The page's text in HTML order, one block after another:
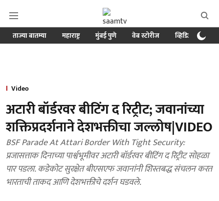
ताज्या बातम्या महाराष्ट्र मुंबई पुणे वेब स्टोरीज व्हिडिओ
Video
अटारी बॉर्डरवर बीटिंग द रिट्रीट; जवानांच्या
शक्तिप्रदर्शनाने देशभक्तीचा जल्लोष|VIDEO
BSF Parade At Attari Border With Tight Security:
प्रजासत्ताक दिनाच्या पार्श्वभूमीवर अटारी बॉर्डरवर बीटिंग द रिट्रीट सोहळा
पार पडला. कडेकोट सुरक्षेत बीएसएफ जवानांनी शिस्तबद्ध संचलन करत
भारताची ताकद आणि देशभक्तीचे दर्शन घडवले.